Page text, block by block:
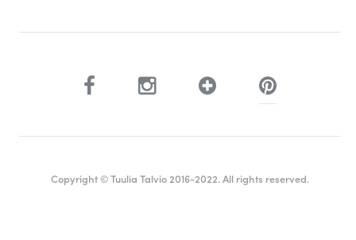
Copyright © Tuulia Talvio 2016-2022. All rights reserved.